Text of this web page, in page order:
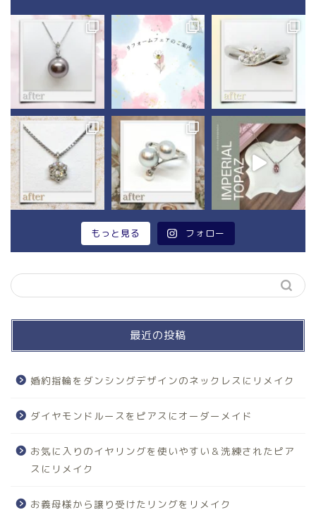
もっと見る フォロー
最近の投稿
婚約指輪をダンシングデザインのネックレスにリメイク
ダイヤモンドルースをピアスにオーダーメイド
お気に入りのイヤリングを使いやすい＆洗練されたピア
スにリメイク
お義母様から譲り受けたリングをリメイク